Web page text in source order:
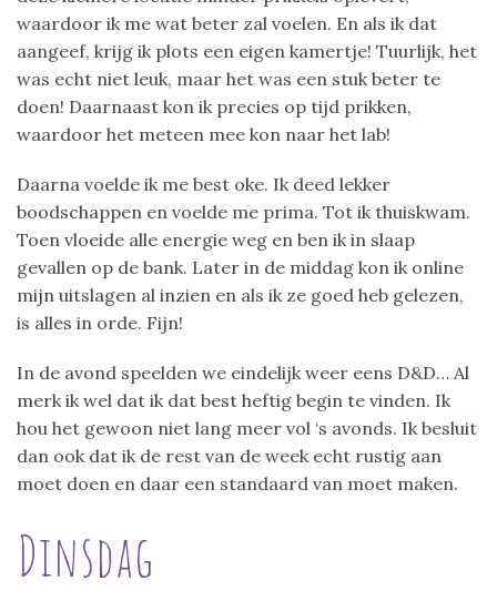
waardoor ik me wat beter zal voelen. En als ik dat
aangeef, krijg ik plots een eigen kamertje! Tuurlijk, het
was echt niet leuk, maar het was een stuk beter te
doen! Daarnaast kon ik precies op tijd prikken,
waardoor het meteen mee kon naar het lab!
Daarna voelde ik me best oke. Ik deed lekker
boodschappen en voelde me prima. Tot ik thuiskwam.
Toen vloeide alle energie weg en ben ik in slaap
gevallen op de bank. Later in de middag kon ik online
mijn uitslagen al inzien en als ik ze goed heb gelezen,
is alles in orde. Fijn!
In de avond speelden we eindelijk weer eens D&D… Al
merk ik wel dat ik dat best heftig begin te vinden. Ik
hou het gewoon niet lang meer vol ‘s avonds. Ik besluit
dan ook dat ik de rest van de week echt rustig aan
moet doen en daar een standaard van moet maken.
Dinsdag